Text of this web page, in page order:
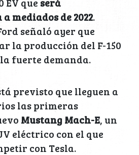
mediados de 2022.
señaló ayer que
la producción del F-150
la fuerte demanda.
previsto que lleguen a
las primeras
Mustang Mach-E, un
eléctrico con el que
con Tesla.